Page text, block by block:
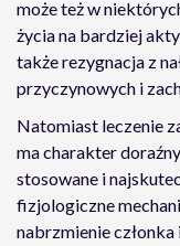
może też w
życia na bardziej
także rezygnacja z
przyczynowych i
Natomiast leczenie
ma charakter
stosowane i
fizjologiczne
nabrzmienie